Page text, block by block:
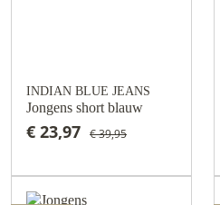
INDIAN BLUE JEANS
Jongens short blauw
€ 23,97 € 39,95